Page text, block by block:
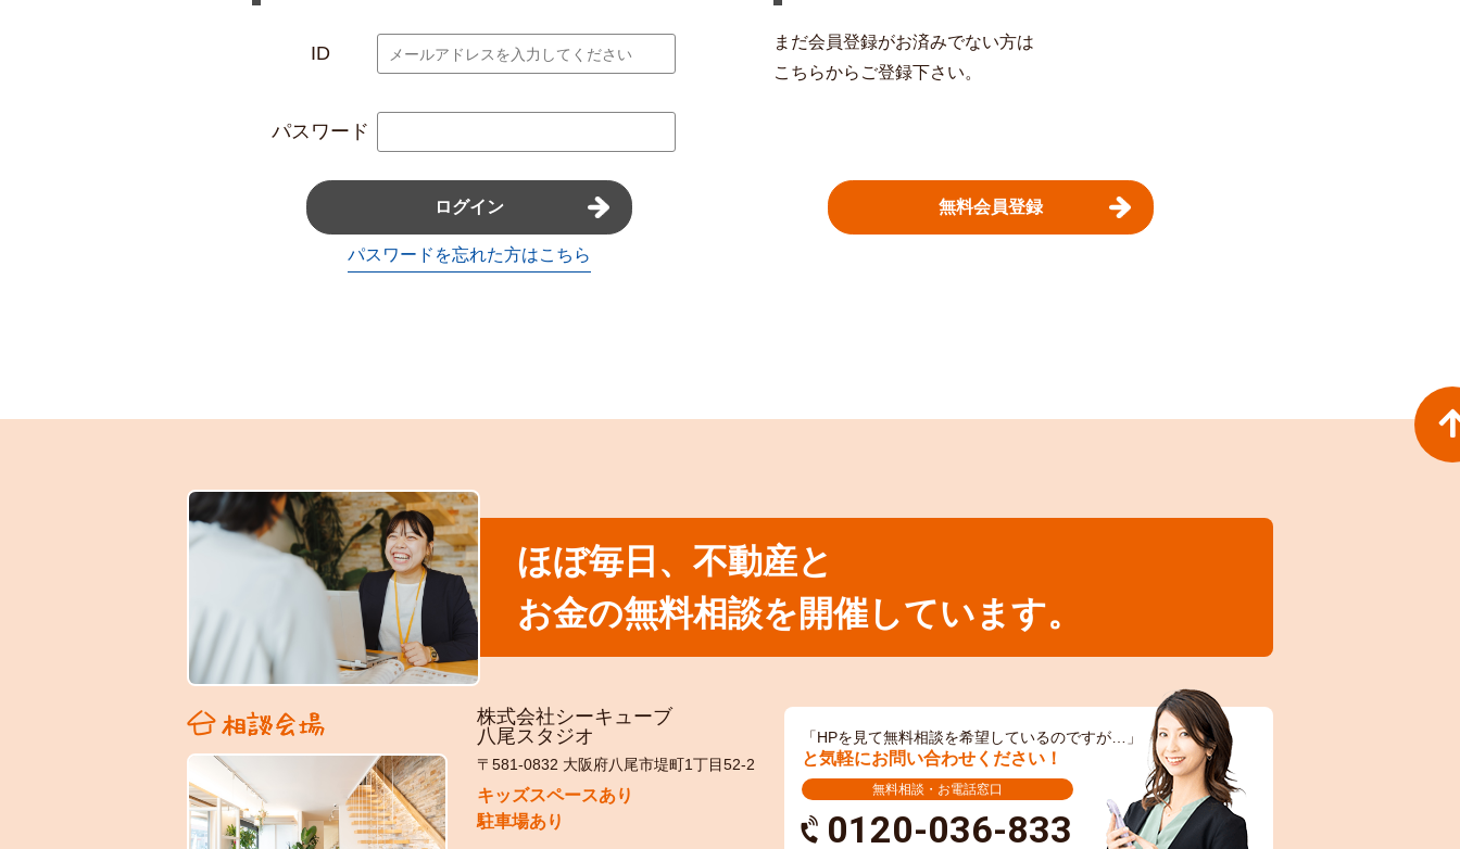
ID
パスワード
ログイン
パスワードを忘れた方はこちら
まだ会員登録がお済みでない方は
こちらからご登録下さい。
無料会員登録
ほぼ毎日、不動産と
お金の無料相談を開催しています。
株式会社シーキューブ
八尾スタジオ
〒581-0832 大阪府八尾市堤町1丁目52-2
キッズスペースあり
駐車場あり
「HPを見て無料相談を希望しているのですが…」
と気軽にお問い合わせください！
無料相談・お電話窓口
0120-036-833